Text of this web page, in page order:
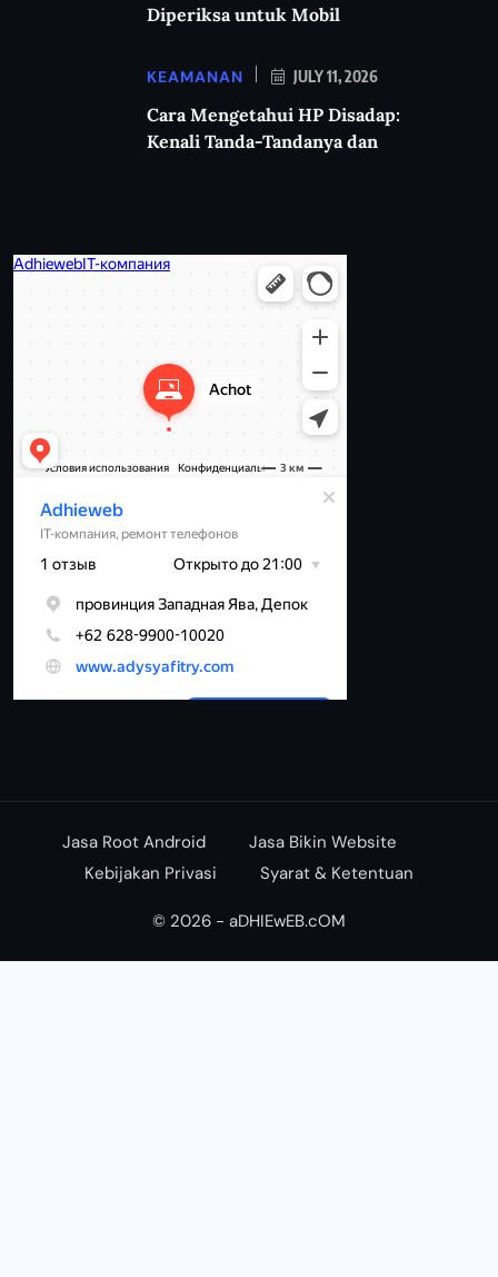
Diperiksa untuk Mobil
KEAMANAN JULY 11, 2026
Cara Mengetahui HP Disadap:
Kenali Tanda-Tandanya dan
Jasa Root Android
Jasa Bikin Website
Kebijakan Privasi
Syarat & Ketentuan
© 2026 - aDHIEwEB.cOM